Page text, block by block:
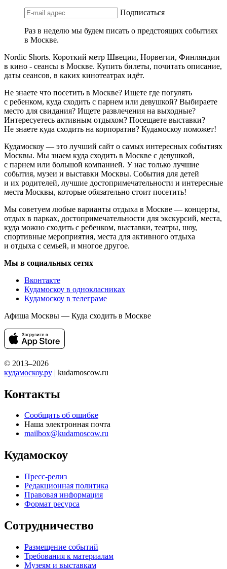
Подписаться
Раз в неделю мы будем писать о предстоящих событиях
в Москве.
Nordic Shorts. Короткий метр Швеции, Норвегии, Финляндии
в кино - сеансы в Москве. Купить билеты, почитать описание,
даты сеансов, в каких кинотеатрах идёт.
Не знаете что посетить в Москве? Ищете где погулять
с ребенком, куда сходить с парнем или девушкой? Выбираете
место для свидания? Ищете развлечения на выходные?
Интересуетесь активным отдыхом? Посещаете выставки?
Не знаете куда сходить на корпоратив? Кудамоскоу поможет!
Кудамоскоу — это лучший сайт о самых интересных событиях
Москвы. Мы знаем куда сходить в Москве с девушкой,
с парнем или большой компанией. У нас только лучшие
события, музеи и выставки Москвы. События для детей
и их родителей, лучшие достопримечательности и интересные
места Москвы, которые обязательно стоит посетить!
Мы советуем любые варианты отдыха в Москве — концерты,
отдых в парках, достопримечательности для экскурсий, места,
куда можно сходить с ребенком, выставки, театры, шоу,
спортивные мероприятия, места для активного отдыха
и отдыха с семьей, и многое другое.
Мы в социальных сетях
Вконтакте
Кудамоскоу в однокласниках
Кудамоскоу в телеграме
Афиша Москвы — Куда сходить в Москве
© 2013–2026
кудамоскоу.ру | kudamoscow.ru
Контакты
Сообщить об ошибке
Наша электронная почта
mailbox@kudamoscow.ru
Кудамоскоу
Пресс-релиз
Редакционная политика
Правовая информация
Формат ресурса
Сотрудничество
Размещение событий
Требования к материалам
Музеям и выставкам